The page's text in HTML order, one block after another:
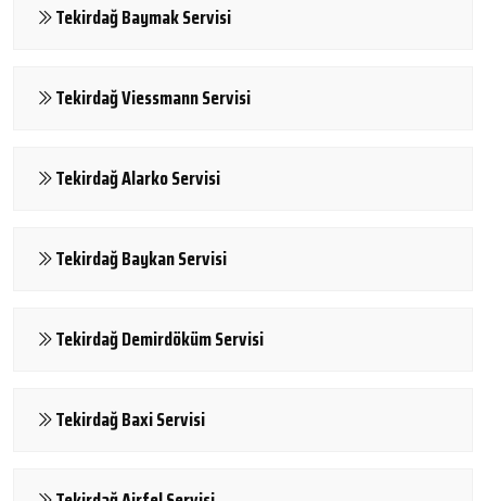
Tekirdağ Baymak Servisi
Tekirdağ Viessmann Servisi
Tekirdağ Alarko Servisi
Tekirdağ Baykan Servisi
Tekirdağ Demirdöküm Servisi
Tekirdağ Baxi Servisi